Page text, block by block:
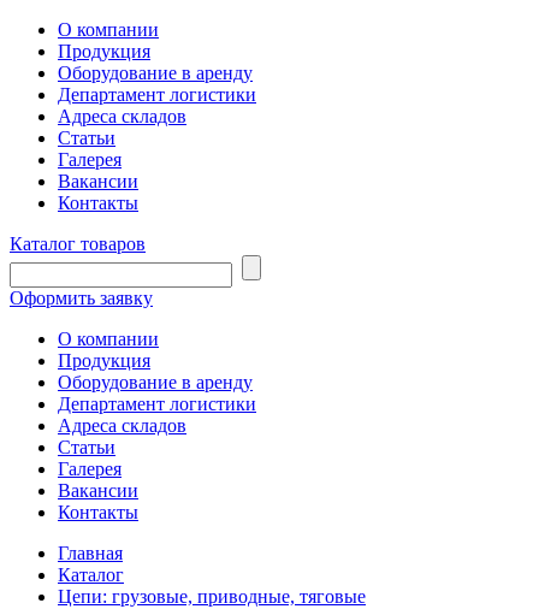
О компании
Продукция
Оборудование в аренду
Департамент логистики
Адреса складов
Статьи
Галерея
Вакансии
Контакты
Каталог товаров
Оформить заявку
О компании
Продукция
Оборудование в аренду
Департамент логистики
Адреса складов
Статьи
Галерея
Вакансии
Контакты
Главная
Каталог
Цепи: грузовые, приводные, тяговые